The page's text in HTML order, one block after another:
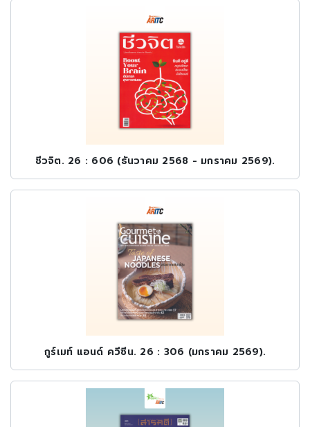
ชีวจิต. 26 : 606 (ธันวาคม 2568 - มกราคม 2569).
กูร์เมท์ แอนด์ ควีซีน. 26 : 306 (มกราคม 2569).